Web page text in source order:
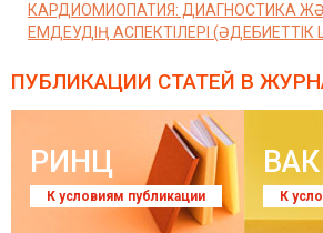
КАРДИОМИОПАТИЯ: ДИАГНОСТИКА
ЕМДЕУДІҢ АСПЕКТІЛЕРІ
ПУБЛИКАЦИИ СТАТЕЙ В
РИНЦ
К условиям публикации
ВАК
К